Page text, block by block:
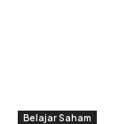
Belajar Saham